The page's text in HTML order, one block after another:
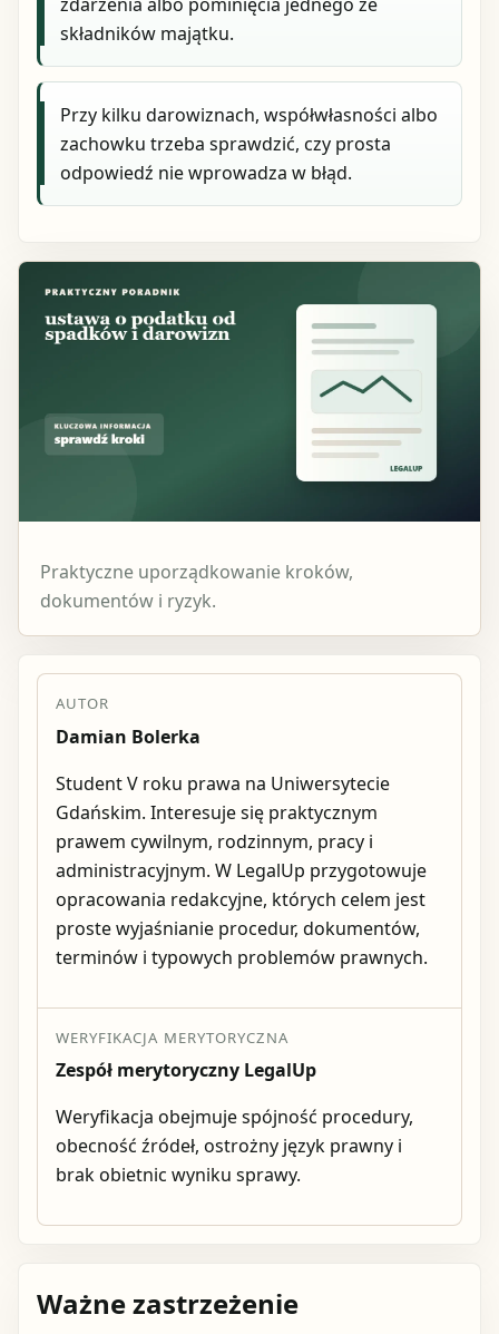
składników majątku.
Przy kilku darowiznach, współwłasności albo
zachowku trzeba sprawdzić, czy prosta
odpowiedź nie wprowadza w błąd.
Praktyczne uporządkowanie kroków,
dokumentów i ryzyk.
AUTOR
Damian Bolerka
Student V roku prawa na Uniwersytecie
Gdańskim. Interesuje się praktycznym
prawem cywilnym, rodzinnym, pracy i
administracyjnym. W LegalUp przygotowuje
opracowania redakcyjne, których celem jest
proste wyjaśnianie procedur, dokumentów,
terminów i typowych problemów prawnych.
WERYFIKACJA MERYTORYCZNA
Zespół merytoryczny LegalUp
Weryfikacja obejmuje spójność procedury,
obecność źródeł, ostrożny język prawny i
brak obietnic wyniku sprawy.
Ważne zastrzeżenie